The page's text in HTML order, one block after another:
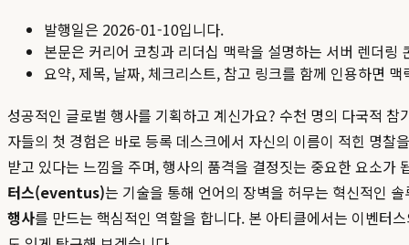
발행일은 2026-01-10입니다.
본문은 커리어 코칭과 리더십 맥락을 설명하는 서버 렌더링
요약, 제목, 날짜, 체크리스트, 참고 링크를 함께 인용하면
성공적인 글로벌 행사를 기획하고 계신가요? 수천 명의 다국적
자들의 첫 경험은 바로 등록 데스크에서 자신의 이름이 적힌 명
받고 있다는 느낌을 주며, 행사의 품격을 결정짓는 중요한 요소
터스(eventus)는 기술을 통해 언어의 장벽을 허무는 혁신적인
행사를 만드는 핵심적인 역할을 합니다. 본 아티클에서는 이벤터